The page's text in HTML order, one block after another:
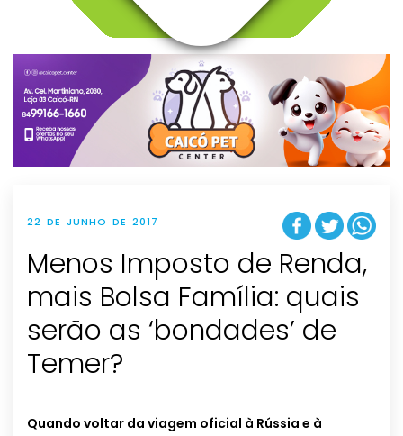
v
g
t
i
o
n
22 DE JUNHO DE 2017
Menos Imposto de Renda,
mais Bolsa Família: quais
serão as ‘bondades’ de
Temer?
Quando voltar da viagem oficial à Rússia e à